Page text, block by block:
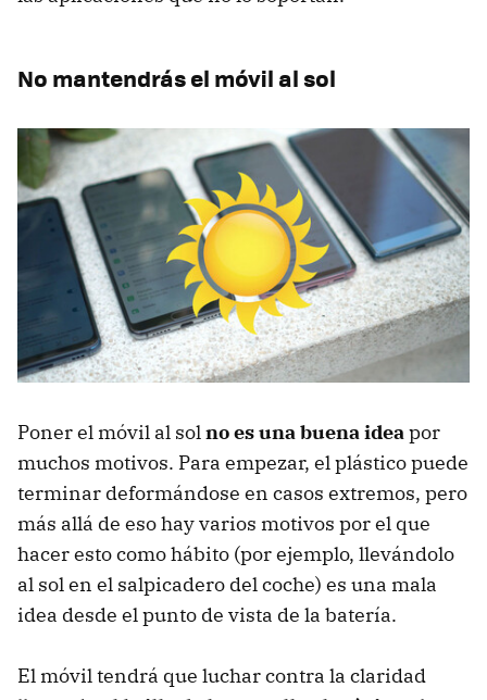
No mantendrás el móvil al sol
Poner el móvil al solno es una buena ideapor
muchos motivos. Para empezar, el plástico puede
terminar deformándose en casos extremos, pero
más allá de eso hay varios motivos por el que
hacer esto como hábito (por ejemplo, llevándolo
al sol en el salpicadero del coche) es una mala
idea desde el punto de vista de la batería.
El móvil tendrá que luchar contra la claridad